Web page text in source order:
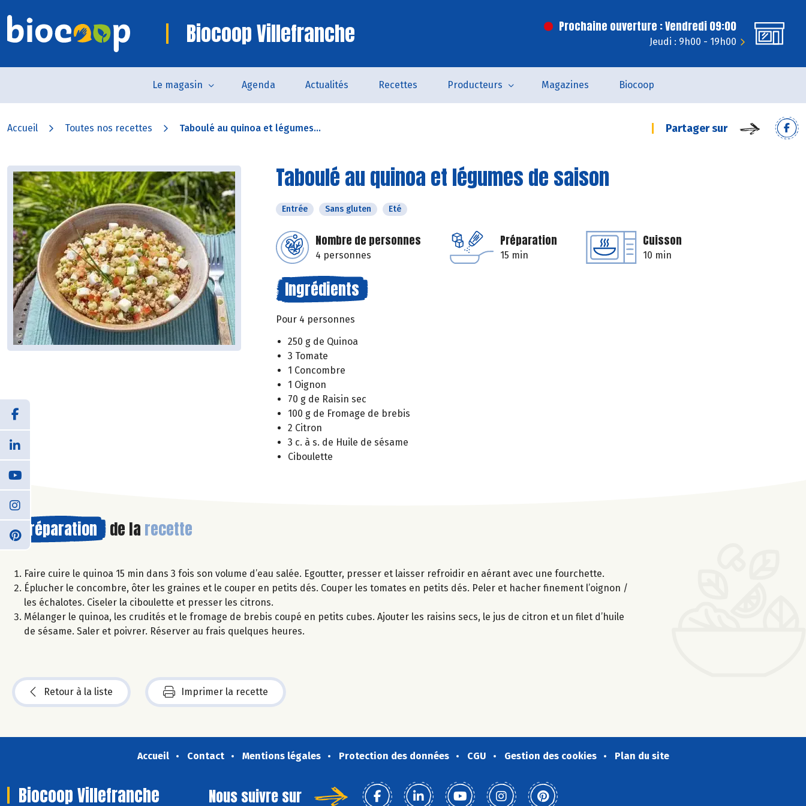
Biocoop Villefranche Prochaine ouverture : Vendredi 09:00
Jeudi : 9h00 - 19h00
Le magasin Agenda Actualités Recettes Producteurs Magazines Biocoop
Accueil Toutes nos recettes Taboulé au quinoa et légumes... Partager sur
Taboulé au quinoa et légumes de saison
Entrée Sans gluten Eté
Nombre de personnes
4 personnes
Préparation
15 min
Cuisson
10 min
Ingrédients
Pour 4 personnes
250 g de Quinoa
3 Tomate
1 Concombre
1 Oignon
70 g de Raisin sec
100 g de Fromage de brebis
2 Citron
3 c. à s. de Huile de sésame
Ciboulette
Préparation de la recette
Faire cuire le quinoa 15 min dans 3 fois son volume d’eau salée. Egoutter, presser et laisser refroidir en aérant avec une fourchette.
Éplucher le concombre, ôter les graines et le couper en petits dés. Couper les tomates en petits dés. Peler et hacher finement l’oignon /
les échalotes. Ciseler la ciboulette et presser les citrons.
Mélanger le quinoa, les crudités et le fromage de brebis coupé en petits cubes. Ajouter les raisins secs, le jus de citron et un filet d’huile
de sésame. Saler et poivrer. Réserver au frais quelques heures.
Retour à la liste Imprimer la recette
Accueil Contact Mentions légales Protection des données CGU Gestion des cookies Plan du site
Biocoop Villefranche Nous suivre sur